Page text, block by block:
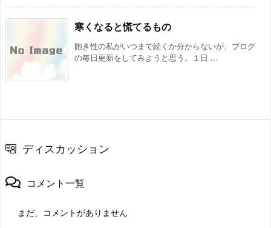
寒くなると慌てるもの
飽き性の私がいつまで続くか分からないが、ブログ
の毎日更新をしてみようと思う。１日 ...
ディスカッション
コメント一覧
まだ、コメントがありません